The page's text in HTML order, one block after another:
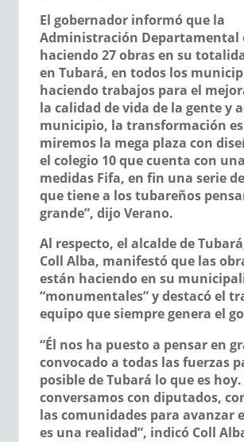
El gobernador informó que la
Administración Departamental
haciendo 27 obras en su
en Tubará, en todos los
haciendo trabajos para el
la calidad de vida de la gente y
municipio, la transformación
miremos la mega plaza con
el colegio 10 que cuenta con
medidas Fifa, en fin una serie
que tiene a los tubareños
grande”, dijo Verano.
Al respecto, el alcalde de
Coll Alba, manifestó que las
están haciendo en su
“monumentales” y destacó el
equipo que siempre genera el
“Él nos ha puesto a pensar en
convocado a todas las fuerzas
posible de Tubará lo que es
conversamos con diputados,
las comunidades para avanzar
es una realidad”, indicó Coll